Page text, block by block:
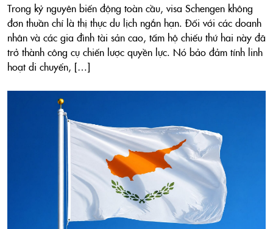
Trong kỷ nguyên biến động toàn cầu, visa Schengen không
đơn thuần chỉ là thị thực du lịch ngắn hạn. Đối với các doanh
nhân và các gia đình tài sản cao, tấm hộ chiếu thứ hai này đã
trở thành công cụ chiến lược quyền lực. Nó bảo đảm tính linh
hoạt di chuyển, […]